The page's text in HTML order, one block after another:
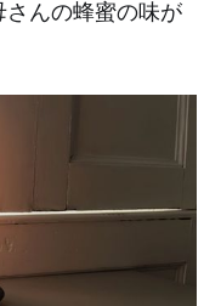
んの蜂蜜の味が